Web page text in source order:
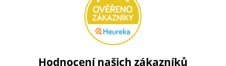
Hodnocení našich zákazníků